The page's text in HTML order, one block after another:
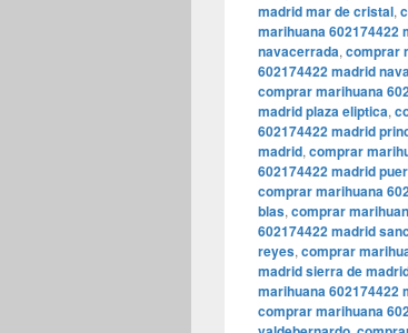
madrid mar de cristal,
marihuana 602174422
navacerrada, comprar
602174422 madrid
comprar marihuana
madrid plaza eliptica,
602174422 madrid
madrid, comprar
602174422 madrid
comprar marihuana
blas, comprar
602174422 madrid
reyes, comprar
madrid sierra de
marihuana 602174422
comprar marihuana